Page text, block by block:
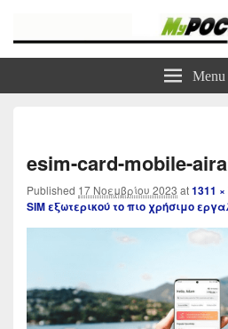
Τα καλύτερα Reviews , Συγκρίσεις , VPN
Menu
esim-card-mobile-
Published 17 Νοεμβρίου 2023 at1311
SIM εξωτερικού το πιο χρήσιμο